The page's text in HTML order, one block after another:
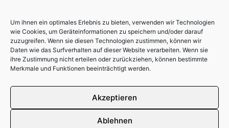
Um ihnen ein optimales Erlebnis zu bieten, verwenden wir Technologien
wie Cookies, um Geräteinformationen zu speichern und/oder darauf
zuzugreifen. Wenn sie diesen Technologien zustimmen, können wir
Daten wie das Surfverhalten auf dieser Website verarbeiten. Wenn sie
ihre Zustimmung nicht erteilen oder zurückziehen, können bestimmte
Merkmale und Funktionen beeinträchtigt werden.
Akzeptieren
Ablehnen